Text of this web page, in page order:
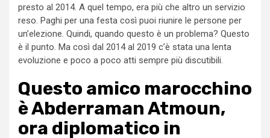
presto al 2014. A quel tempo, era più che altro un servizio
reso. Paghi per una festa così puoi riunire le persone per
un’elezione. Quindi, quando questo è un problema? Questo
è il punto. Ma così dal 2014 al 2019 c’è stata una lenta
evoluzione e poco a poco atti sempre più discutibili.
Questo amico marocchino
è Abderraman Atmoun,
ora diplomatico in